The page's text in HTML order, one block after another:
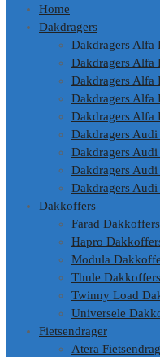
Home
Dakdragers
Dakdragers Alfa
Dakdragers Alfa
Dakdragers Alfa
Dakdragers Alfa
Dakdragers Alfa
Dakdragers Audi
Dakdragers Audi
Dakdragers Audi
Dakdragers
Dakkoffers
Farad Dakkoffers
Hapro
Modula
Thule Dakkoffers
Twinny Load
Universele
Fietsendrager
Atera